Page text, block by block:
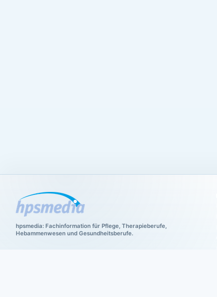
hpsmedia: Fachinformation für Pflege, Therapieberufe,
Hebammenwesen und Gesundheitsberufe.